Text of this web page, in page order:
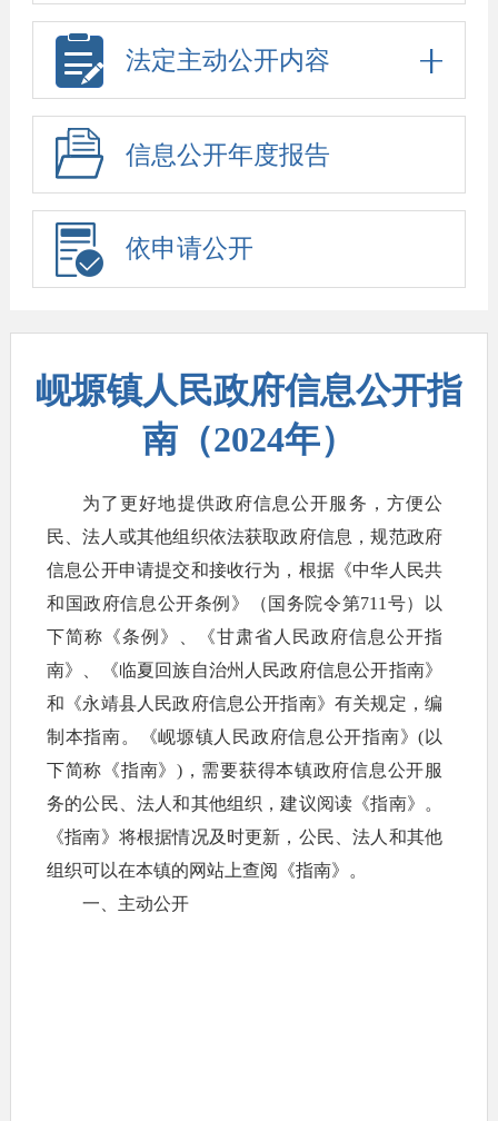
法定主动公开内容
信息公开年度报告
依申请公开
岘塬镇人民政府信息公开指
南（2024年）
为了更好地提供政府信息公开服务，方便公
民、法人或其他组织依法获取政府信息，规范政府
信息公开申请提交和接收行为，根据《中华人民共
和国政府信息公开条例》（国务院令第711号）以
下简称《条例》、《甘肃省人民政府信息公开指
南》、《临夏回族自治州人民政府信息公开指南》
和《永靖县人民政府信息公开指南》有关规定，编
制本指南。《岘塬镇人民政府信息公开指南》(以
下简称《指南》)，需要获得本镇政府信息公开服
务的公民、法人和其他组织，建议阅读《指南》。
《指南》将根据情况及时更新，公民、法人和其他
组织可以在本镇的网站上查阅《指南》。
一、主动公开